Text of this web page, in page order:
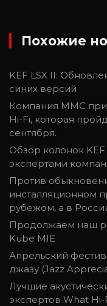
Похожие
KEF LSX II:
синих версий
Компания ММС
Hi-Fi, которая
сентября.
Обзор колонок
экспертами
Против
инсталляционном
рубежом, а в
Продолжаем наш
Kube MIE
Апрельский
джазу (Jazz
Лучшие
экспертов What Hi-